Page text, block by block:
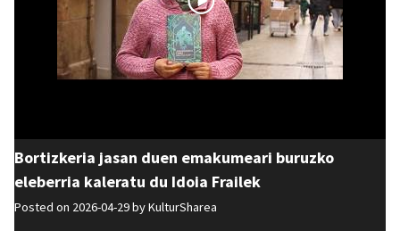
Bortizkeria jasan duen emakumeari buruzko
eleberria kaleratu du Idoia Frailek
Posted on 2026-04-29 byKulturSharea